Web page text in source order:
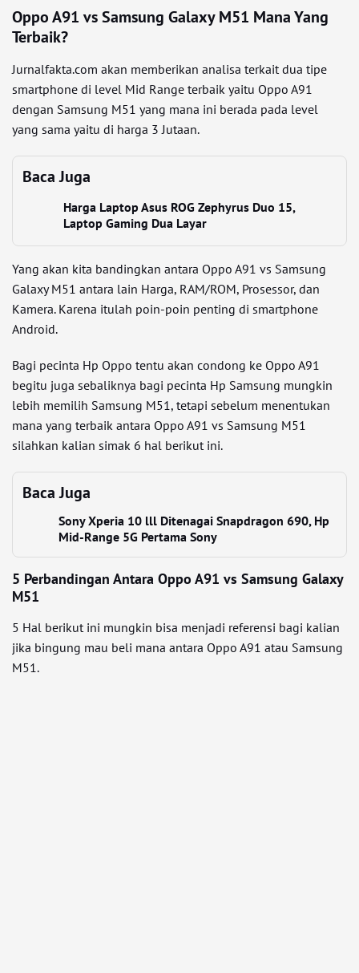
Oppo A91 vs Samsung Galaxy M51 Mana Yang
Terbaik?
Jurnalfakta.com akan memberikan analisa terkait dua tipe
smartphone di level Mid Range terbaik yaitu Oppo A91
dengan Samsung M51 yang mana ini berada pada level
yang sama yaitu di harga 3 Jutaan.
Baca Juga
Harga Laptop Asus ROG Zephyrus Duo 15,
Laptop Gaming Dua Layar
Yang akan kita bandingkan antara Oppo A91 vs Samsung
Galaxy M51 antara lain Harga, RAM/ROM, Prosessor, dan
Kamera. Karena itulah poin-poin penting di smartphone
Android.
Bagi pecinta Hp Oppo tentu akan condong ke Oppo A91
begitu juga sebaliknya bagi pecinta Hp Samsung mungkin
lebih memilih Samsung M51, tetapi sebelum menentukan
mana yang terbaik antara Oppo A91 vs Samsung M51
silahkan kalian simak 6 hal berikut ini.
Baca Juga
Sony Xperia 10 lll Ditenagai Snapdragon 690, Hp
Mid-Range 5G Pertama Sony
5 Perbandingan Antara Oppo A91 vs Samsung Galaxy
M51
5 Hal berikut ini mungkin bisa menjadi referensi bagi kalian
jika bingung mau beli mana antara Oppo A91 atau Samsung
M51.